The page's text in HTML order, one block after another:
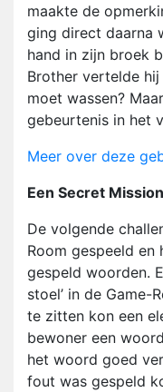
maakte de
ging direct daarna
hand in zijn broek
Brother vertelde
moet wassen?
gebeurtenis in het
Meer over deze
Een Secret Mission
De volgende
Room gespeeld
gespeld woorden.
stoel’ in de Game-
te zitten kon een
bewoner een
het woord goed
fout was gespeld